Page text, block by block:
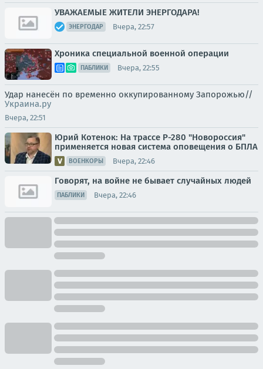
УВАЖАЕМЫЕ ЖИТЕЛИ ЭНЕРГОДАРА!
ЭНЕРГОДАР Вчера, 22:57
Хроника специальной военной операции
ПАБЛИКИ Вчера, 22:55
Удар нанесён по временно оккупированному Запорожью//
Украина.ру
Вчера, 22:51
Юрий Котенок: На трассе Р-280 "Новороссия"
применяется новая система оповещения о БПЛА
ВОЕНКОРЫ Вчера, 22:46
Говорят, на войне не бывает случайных людей
ПАБЛИКИ Вчера, 22:46